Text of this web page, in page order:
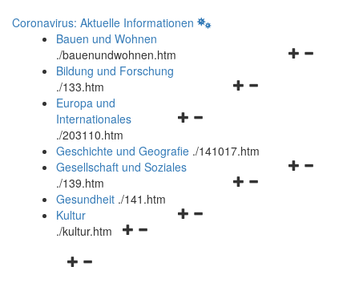
Coronavirus: Aktuelle Informationen
Bauen und Wohnen
./bauenundwohnen.htm
Navigationsmenü
Bildung und Forschung
./133.htm
Navigationsmenü
und
schließen
Europa und
Internationales
./203110.htm
Geschichte und Geografie ./141017.htm
Navigationsmenü
Gesellschaft und Soziales
./139.htm
Navigationsmenü
Gesundheit ./141.htm
Navigationsmenü
Kultur
./kultur.htm
Navigationsmenü